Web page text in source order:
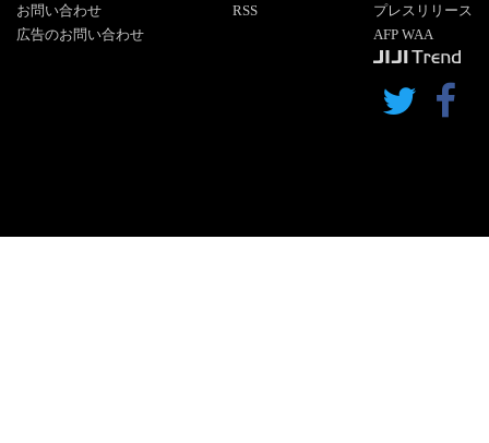
お問い合わせ
広告のお問い合わせ
RSS
プレスリリース
AFP WAA